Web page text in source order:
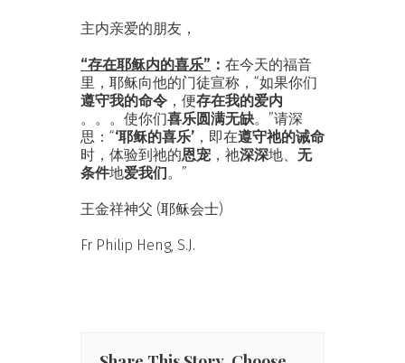
主内亲爱的朋友，
“存在耶稣内的喜乐” ： 在今天的福音
里，耶稣向他的门徒宣称，“如果你们
遵守我的命令 ，便存在我的爱内
。。。使你们喜乐圆满无缺。”请深
思：“‘耶稣的喜乐’ ，即在遵守祂的诫命
时，体验到祂的恩宠 ，祂深深地、 无
条件地爱我们。”
王金祥神父 (耶稣会士)
Fr Philip Heng, S.J.